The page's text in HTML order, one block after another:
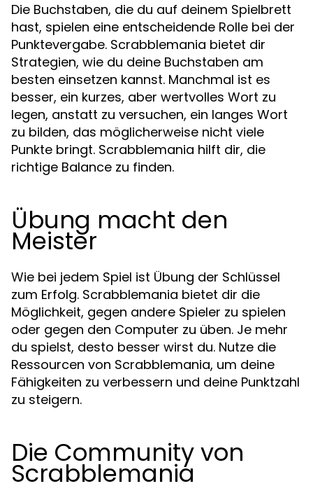
Die Buchstaben, die du auf deinem Spielbrett
hast, spielen eine entscheidende Rolle bei der
Punktevergabe. Scrabblemania bietet dir
Strategien, wie du deine Buchstaben am
besten einsetzen kannst. Manchmal ist es
besser, ein kurzes, aber wertvolles Wort zu
legen, anstatt zu versuchen, ein langes Wort
zu bilden, das möglicherweise nicht viele
Punkte bringt. Scrabblemania hilft dir, die
richtige Balance zu finden.
Übung macht den
Meister
Wie bei jedem Spiel ist Übung der Schlüssel
zum Erfolg. Scrabblemania bietet dir die
Möglichkeit, gegen andere Spieler zu spielen
oder gegen den Computer zu üben. Je mehr
du spielst, desto besser wirst du. Nutze die
Ressourcen von Scrabblemania, um deine
Fähigkeiten zu verbessern und deine Punktzahl
zu steigern.
Die Community von
Scrabblemania